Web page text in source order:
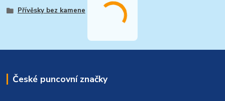
Přívěsky bez kamene
České puncovní značky